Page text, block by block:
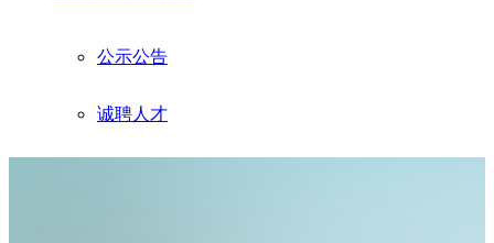
公示公告
诚聘人才